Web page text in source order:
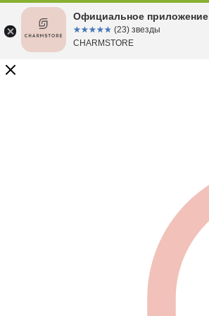
Официальное приложение
☆☆☆☆☆
★★★★★ (23) звезды
CHARMSTORE